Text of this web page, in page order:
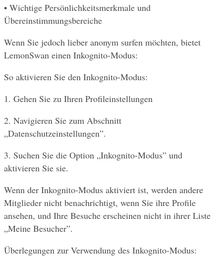
• Wichtige Persönlichkeitsmerkmale und
Übereinstimmungsbereiche
Wenn Sie jedoch lieber anonym surfen möchten, bietet
LemonSwan einen Inkognito-Modus:
So aktivieren Sie den Inkognito-Modus:
1. Gehen Sie zu Ihren Profileinstellungen
2. Navigieren Sie zum Abschnitt
„Datenschutzeinstellungen”.
3. Suchen Sie die Option „Inkognito-Modus” und
aktivieren Sie sie.
Wenn der Inkognito-Modus aktiviert ist, werden andere
Mitglieder nicht benachrichtigt, wenn Sie ihre Profile
ansehen, und Ihre Besuche erscheinen nicht in ihrer Liste
„Meine Besucher”.
Überlegungen zur Verwendung des Inkognito-Modus: